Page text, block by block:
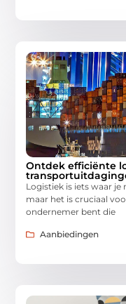
Ontdek efficiënte
Logistiek is iets waar je
maar het is cruciaal
ondernemer bent die
Aanbiedingen